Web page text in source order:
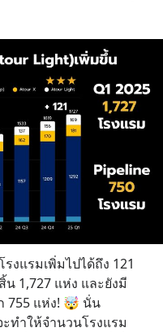
งแรมเพิ่มไปได้ถึง 121
1,727 แห่ง และยังมี
755 แห่ง! 🤯 นั่น
ทำให้จำนวนโรงแรม